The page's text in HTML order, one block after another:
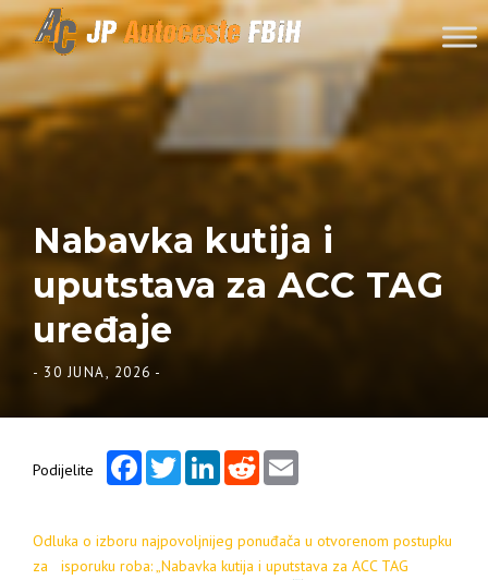
Skip to content
Nabavka kutija i
uputstava za ACC TAG
uređaje
- 30 JUNA, 2026 -
Podijelite
FacebookTwitterLinkedInReddit
Odluka o izboru najpovoljnijeg ponuđača u otvorenom postupku
za isporuku roba: „Nabavka kutija i uputstava za ACC TAG